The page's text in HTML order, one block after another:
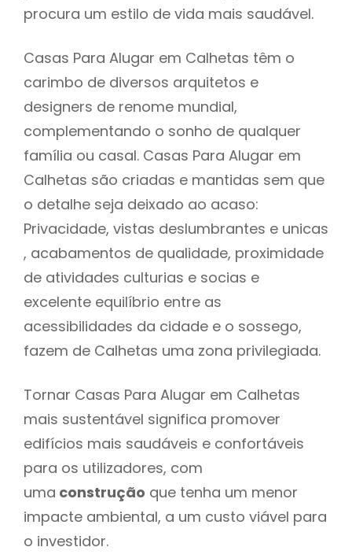
procura um estilo de vida mais saudável.
Casas Para Alugar em Calhetas têm o
carimbo de diversos arquitetos e
designers de renome mundial,
complementando o sonho de qualquer
família ou casal. Casas Para Alugar em
Calhetas são criadas e mantidas sem que
o detalhe seja deixado ao acaso:
Privacidade, vistas deslumbrantes e unicas
, acabamentos de qualidade, proximidade
de atividades culturias e socias e
excelente equilíbrio entre as
acessibilidades da cidade e o sossego,
fazem de Calhetas uma zona privilegiada.
Tornar Casas Para Alugar em Calhetas
mais sustentável significa promover
edifícios mais saudáveis e confortáveis
para os utilizadores, com
uma construção que tenha um menor
impacte ambiental, a um custo viável para
o investidor.